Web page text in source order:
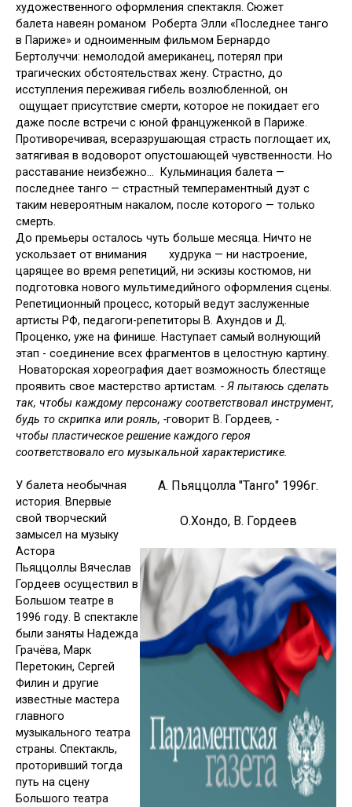
художественного оформления спектакля. Сюжет
балета навеян романом Роберта Элли «Последнее танго
в Париже» и одноименным фильмом Бернардо
Бертолуччи: немолодой американец, потерял при
трагических обстоятельствах жену. Страстно, до
исступления переживая гибель возлюбленной, он
ощущает присутствие смерти, которое не покидает его
даже после встречи с юной француженкой в Париже.
Противоречивая, всеразрушающая страсть поглощает их,
затягивая в водоворот опустошающей чувственности. Но
расставание неизбежно… Кульминация балета —
последнее танго — страстный темпераментный дуэт с
таким невероятным накалом, после которого — только
смерть.
До премьеры осталось чуть больше месяца. Ничто не
ускользает от внимания
худрука — ни настроение,
царящее во время репетиций, ни эскизы костюмов, ни
подготовка нового мультимедийного оформления сцены.
Репетиционный процесс, который ведут заслуженные
артисты РФ, педагоги-репетиторы В. Ахундов и Д.
Проценко, уже на финише. Наступает самый волнующий
этап - соединение всех фрагментов в целостную картину.
Новаторская хореография дает воз­мож­ность бле­стя­ще
про­явить свое ма­стер­ство ар­ти­стам. - Я пытаюсь сделать
так, чтобы каждому персонажу соответствовал инструмент,
будь то скрипка или рояль, -говорит В. Гордеев, -
чтобы пластическое решение каждого героя
соответствовало его музыкальной характеристике.
А. Пьяццолла "Танго" 1996г.
О.Хондо, В. Гордеев
У балета необычная
история. Впервые
свой творческий
замысел на музыку
Астора
Пьяццоллы Вячеслав
Гордеев осуществил в
Большом театре в
1996 году. В спектакле
были заняты Надежда
Грачёва, Марк
Перетокин, Сергей
Филин и другие
известные мастера
главного
музыкального театра
страны. Спектакль,
проторивший тогда
путь на сцену
Большого театра